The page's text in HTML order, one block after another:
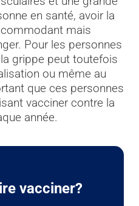
en santé, avoir la
mais
Pour les personnes
grippe peut toutefois
ou même au
que ces personnes
vacciner contre la
année.
vacciner?